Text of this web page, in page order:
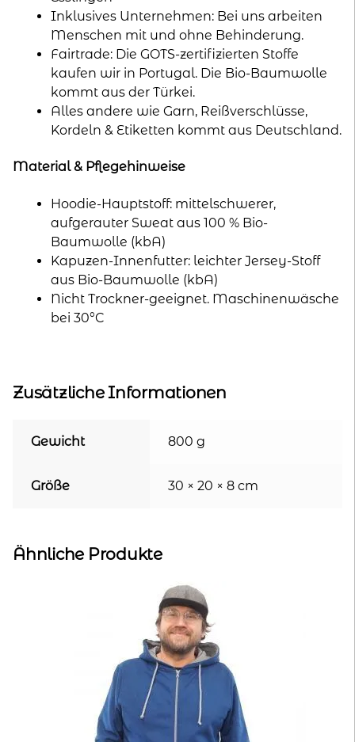
Inklusives Unternehmen: Bei uns arbeiten
Menschen mit und ohne Behinderung.
Fairtrade: Die GOTS-zertifizierten Stoffe
kaufen wir in Portugal. Die Bio-Baumwolle
kommt aus der Türkei.
Alles andere wie Garn, Reißverschlüsse,
Kordeln & Etiketten kommt aus Deutschland.
Material & Pflegehinweise
Hoodie-Hauptstoff: mittelschwerer,
aufgerauter Sweat aus 100 % Bio-
Baumwolle (kbA)
Kapuzen-Innenfutter: leichter Jersey-Stoff
aus Bio-Baumwolle (kbA)
Nicht Trockner-geeignet. Maschinenwäsche
bei 30°C
Zusätzliche Informationen
Gewicht 800 g
Größe 30 × 20 × 8 cm
Ähnliche Produkte